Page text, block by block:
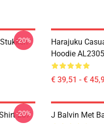
-20%
Harajuku
Hoodie AL2305
€ 39,51 - €
207
-20% J Balvin Met